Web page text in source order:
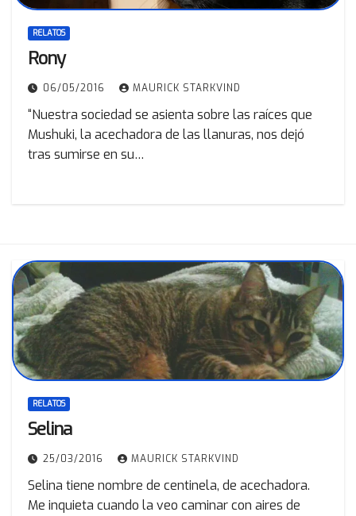
RELATOS
Rony
06/05/2016 MAURICK STARKVIND
“Nuestra sociedad se asienta sobre las raíces que
Mushuki, la acechadora de las llanuras, nos dejó
tras sumirse en su…
RELATOS
Selina
25/03/2016 MAURICK STARKVIND
Selina tiene nombre de centinela, de acechadora.
Me inquieta cuando la veo caminar con aires de